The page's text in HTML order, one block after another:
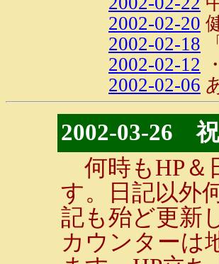
2002-02-20
2002-02-18
2002-02-12
2002-02-06
2002-03-26
何時もHP＆
す。日記以外
記も殆ど更新
カウンターは